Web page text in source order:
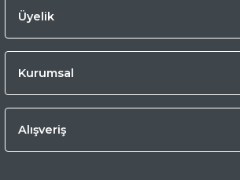
Üyelik
Kurumsal
Alışveriş